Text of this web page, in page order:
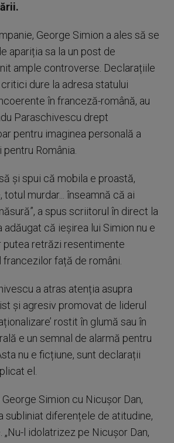
George Simion a ales să se
apariția sa la un post de
ample controverse. Declarațiile
dure la adresa statului
în franceză-română, au
Paraschivescu drept
pentru imaginea personală a
România.
și spui că mobila e proastă,
murdar... înseamnă că ai
a spus scriitorul în direct la
adăugat că ieșirea lui Simion nu e
putea retrăzi resentimente
francezilor față de români.
a atras atenția asupra
și agresiv promovat de liderul
rostit în glumă sau în
e un semnal de alarmă pentru
nu e ficțiune, sunt declarații
el.
Simion cu Nicușor Dan,
subliniat diferențele de atitudine,
„Nu-l idolatrizez pe Nicușor Dan,